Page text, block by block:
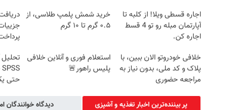
اجاره‌ قسطی ویلا! از کلبه تا
آپارتمان مبله رو تو 4 قسط
اجاره کن.
خرید شمش پلمپ طلاسی، از
۰.۵ گرم تا ۱۰ گرم
خلافی خودروتو الان ببین، با
پلاک و کد ملی، بدون نیاز به
مراجعه حضوری
استعلام فوری و آنلاین خلافی
پلیس راهور🚨
تحلیل
حتی
پر بیننده‌ترین اخبار تغذیه و آشپزی دیدگاه خوانندگان